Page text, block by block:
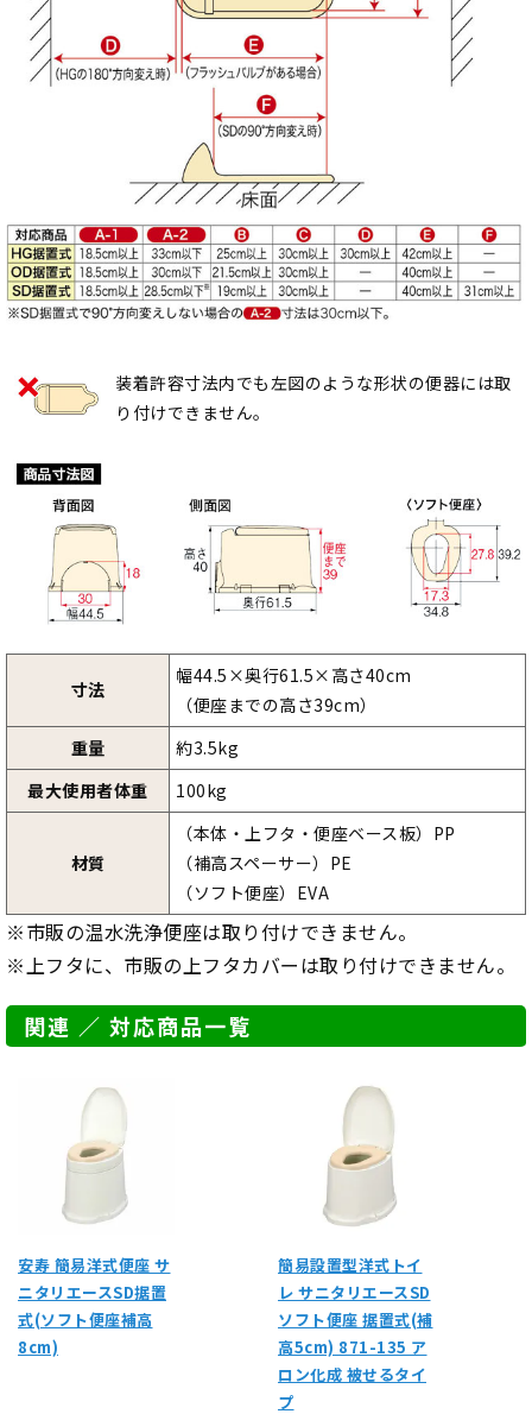
装着許容寸法内でも左図のような形状の便器には取
り付けできません。
寸法
幅44.5×奥行61.5×高さ40cm
（便座までの高さ39cm）
重量
約3.5kg
最大使用者体重
100kg
材質
（本体・上フタ・便座ベース板）PP
（補高スペーサー）PE
（ソフト便座）EVA
※市販の温水洗浄便座は取り付けできません。
※上フタに、市販の上フタカバーは取り付けできません。
関連 ／ 対応商品一覧
安寿 簡易洋式便座 サ
ニタリエースSD据置
式(ソフト便座補高
8cm)
簡易設置型洋式トイ
レ サニタリエースSD
ソフト便座 据置式(補
高5cm) 871-135 ア
ロン化成 被せるタイ
プ